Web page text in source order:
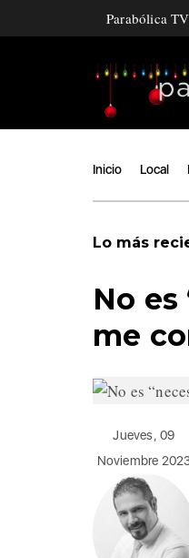
Parabólica TV
Inicio Local
Lo más
No
me
Jueves, 09
Noviembre